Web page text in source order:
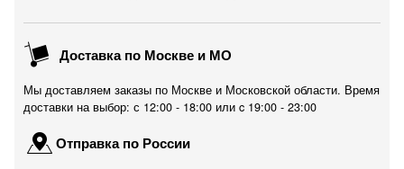
Доставка по Москве и МО
Мы доставляем заказы по Москве и Московской области. Время
доставки на выбор: с 12:00 - 18:00 или c 19:00 - 23:00
Отправка по России